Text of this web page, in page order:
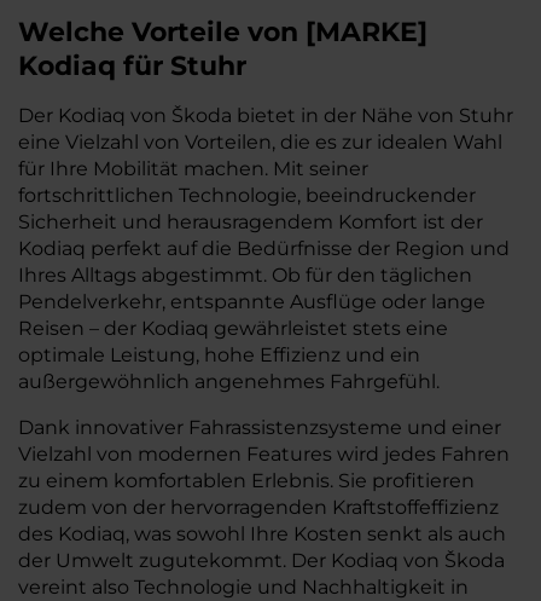
Welche Vorteile von [MARKE]
Kodiaq für Stuhr
Der Kodiaq von Škoda bietet in der Nähe von Stuhr
eine Vielzahl von Vorteilen, die es zur idealen Wahl
für Ihre Mobilität machen. Mit seiner
fortschrittlichen Technologie, beeindruckender
Sicherheit und herausragendem Komfort ist der
Kodiaq perfekt auf die Bedürfnisse der Region und
Ihres Alltags abgestimmt. Ob für den täglichen
Pendelverkehr, entspannte Ausflüge oder lange
Reisen – der Kodiaq gewährleistet stets eine
optimale Leistung, hohe Effizienz und ein
außergewöhnlich angenehmes Fahrgefühl.
Dank innovativer Fahrassistenzsysteme und einer
Vielzahl von modernen Features wird jedes Fahren
zu einem komfortablen Erlebnis. Sie profitieren
zudem von der hervorragenden Kraftstoffeffizienz
des Kodiaq, was sowohl Ihre Kosten senkt als auch
der Umwelt zugutekommt. Der Kodiaq von Škoda
vereint also Technologie und Nachhaltigkeit in